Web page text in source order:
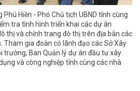
Hiền - Phó Chủ tịch UBND tỉnh cùng
tra tình hình triển khai các dự án
thị và chỉnh trang đô thị trên địa bàn các
Tham gia đoàn có lãnh đạo các Sở Xây
trường, Ban Quản lý dự án đầu tư xây
và công nghiệp tỉnh cùng các nhà